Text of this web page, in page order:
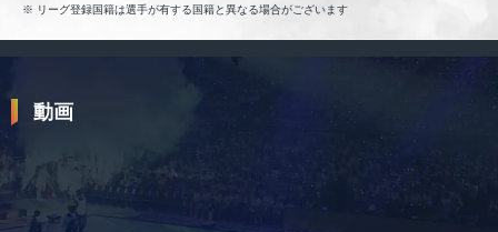
リーグ登録国籍は選手が有する国籍と異なる場合がございます
動画
2025.11.01